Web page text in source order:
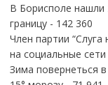
В Борисполе нашли
границу- 142 360
Член партии
на социальные сети
Зима повернеться в